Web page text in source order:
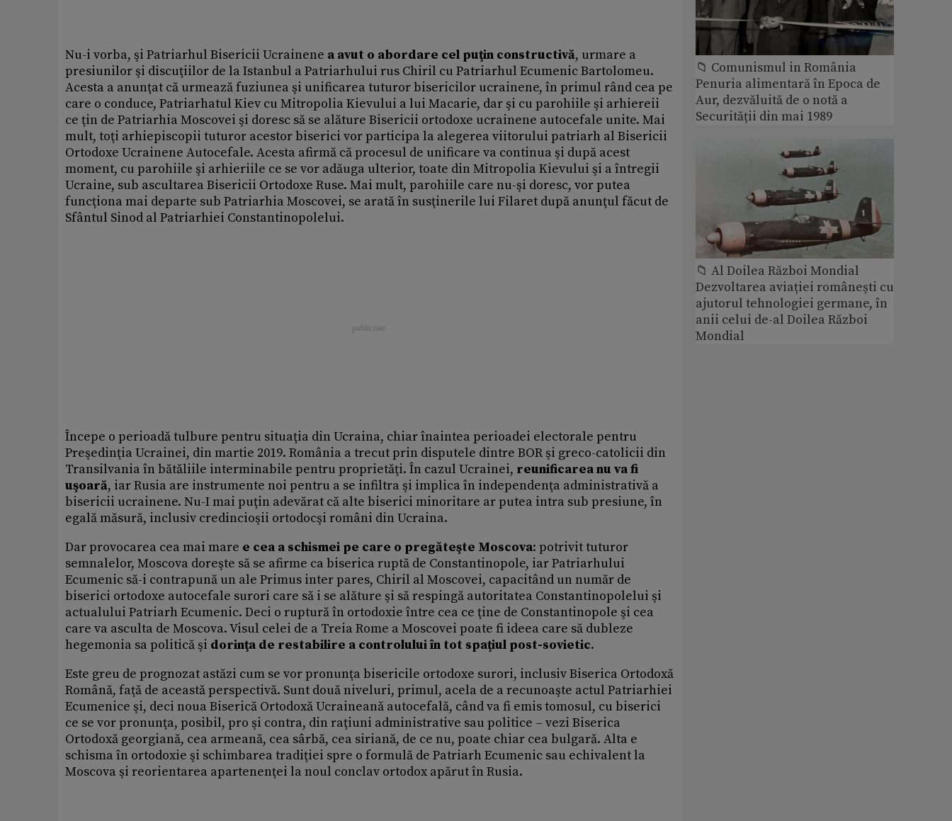
Nu-i vorba, şi Patriarhul Bisericii Ucrainene a avut o abordare cel puţin constructivă, urmare a
presiunilor şi discuţiilor de la Istanbul a Patriarhului rus Chiril cu Patriarhul Ecumenic Bartolomeu.
Acesta a anunţat că urmează fuziunea şi unificarea tuturor bisericilor ucrainene, în primul rând cea pe
care o conduce, Patriarhatul Kiev cu Mitropolia Kievului a lui Macarie, dar şi cu parohiile şi arhiereii
ce ţin de Patriarhia Moscovei şi doresc să se alăture Bisericii ortodoxe ucrainene autocefale unite. Mai
mult, toţi arhiepiscopii tuturor acestor biserici vor participa la alegerea viitorului patriarh al Bisericii
Ortodoxe Ucrainene Autocefale. Acesta afirmă că procesul de unificare va continua şi după acest
moment, cu parohiile şi arhieriile ce se vor adăuga ulterior, toate din Mitropolia Kievului şi a întregii
Ucraine, sub ascultarea Bisericii Ortodoxe Ruse. Mai mult, parohiile care nu-şi doresc, vor putea
funcţiona mai departe sub Patriarhia Moscovei, se arată în susţinerile lui Filaret după anunţul făcut de
Sfântul Sinod al Patriarhiei Constantinopolelui.
Începe o perioadă tulbure pentru situaţia din Ucraina, chiar înaintea perioadei electorale pentru
Preşedinţia Ucrainei, din martie 2019. România a trecut prin disputele dintre BOR şi greco-catolicii din
Transilvania în bătăliile interminabile pentru proprietăţi. În cazul Ucrainei, reunificarea nu va fi
uşoară, iar Rusia are instrumente noi pentru a se infiltra şi implica în independenţa administrativă a
bisericii ucrainene. Nu-I mai puţin adevărat că alte biserici minoritare ar putea intra sub presiune, în
egală măsură, inclusiv credincioşii ortodocşi români din Ucraina.
Dar provocarea cea mai mare e cea a schismei pe care o pregăteşte Moscova: potrivit tuturor
semnalelor, Moscova doreşte să se afirme ca biserica ruptă de Constantinopole, iar Patriarhului
Ecumenic să-i contrapună un ale Primus inter pares, Chiril al Moscovei, capacitând un număr de
biserici ortodoxe autocefale surori care să i se alăture şi să respingă autoritatea Constantinopolelui şi
actualului Patriarh Ecumenic. Deci o ruptură în ortodoxie între cea ce ţine de Constantinopole şi cea
care va asculta de Moscova. Visul celei de a Treia Rome a Moscovei poate fi ideea care să dubleze
hegemonia sa politică şi dorinţa de restabilire a controlului în tot spaţiul post-sovietic.
Este greu de prognozat astăzi cum se vor pronunţa bisericile ortodoxe surori, inclusiv Biserica Ortodoxă
Română, faţă de această perspectivă. Sunt două niveluri, primul, acela de a recunoaşte actul Patriarhiei
Ecumenice şi, deci noua Biserică Ortodoxă Ucraineană autocefală, când va fi emis tomosul, cu biserici
ce se vor pronunţa, posibil, pro şi contra, din raţiuni administrative sau politice – vezi Biserica
Ortodoxă georgiană, cea armeană, cea sârbă, cea siriană, de ce nu, poate chiar cea bulgară. Alta e
schisma în ortodoxie şi schimbarea tradiţiei spre o formulă de Patriarh Ecumenic sau echivalent la
Moscova şi reorientarea apartenenţei la noul conclav ortodox apărut în Rusia.
📁 Comunismul in România
Penuria alimentară în Epoca de
Aur, dezvăluită de o notă a
Securității din mai 1989
📁 Al Doilea Război Mondial
Dezvoltarea aviației românești cu
ajutorul tehnologiei germane, în
anii celui de-al Doilea Război
Mondial